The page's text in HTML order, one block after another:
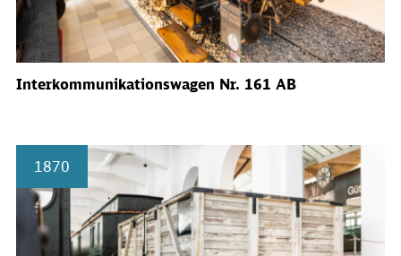
Interkommunikationswagen Nr. 161 AB
1870